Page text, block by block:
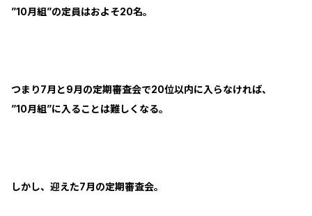
”10月組”の定員はおよそ20名。
つまり7月と9月の定期審査会で20位以内に入らなければ、
”10月組”に入ることは難しくなる。
しかし、迎えた7月の定期審査会。